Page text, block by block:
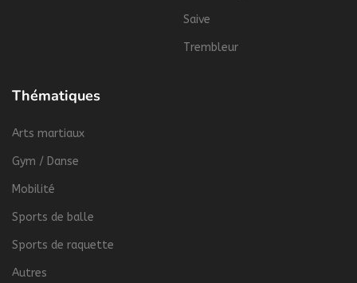
Saive
Trembleur
Thématiques
Arts martiaux
Gym / Danse
Mobilité
Sports de balle
Sports de raquette
Autres